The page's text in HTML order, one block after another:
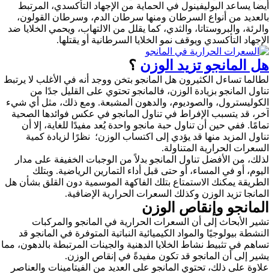
أيضا يساعد البوليفينول في الحماية من الإجهاد التأكسدي، المرتبط
بالعديد من أنواع السرطان ومنها سرطان الدم، وسرطان القولون،
والرئة، والبروستاتا، والثدي، كما يقلل من الالتهاب، ويحمي الخلايا ضد
الإجهاد التأكسدي ويوقف نمو الخلايا السرطانية أو يقتلها.
هل المانجو تزيد الوزن ؟
لطالما تساءل الكثيرون هل المانجو بتخن ووجد أنه في الأغلب لا يرتبط
تناول المانجو بزيادة الوزن، فالمانجو تحتوي على القليل جدًا من
الكوليسترول، والصوديوم، والدهون المشبعة. ومع ذلك، مثل أي شيء
آخر، قد يتسبب الإفراط في تناول المانجو في عكس فوائدها الصحية
تمامًا. ففي حين أن تناول حبة مانجو واحدة يُعد مفيدًا للغاية، إلا أن
تناول المزيد منها قد يؤدي إلى اكتساب الوزن؛ نظرًا لزيادة كمية
السعرات الحرارية المتناولة.
لذلك، من الأفضل تناول المانجو بدلاً من الوجبات الخفيفة على مدار
اليوم، أو في المساء، أو حتى قبل أداء التمارين الرياضية. وبتلك
الطريقة يمكنك الاستمتاع بتلك الفاكهة الموسمية دون القلق بشأن هل
المانجا تزيد الوزن وكذلك السعرات الحرارية الإضافية.
المانجو وإنقاص الوزن
تشير الأبحاث إلى أن السعرات الحرارية في المانجو والمركبات
النشطة بيولوجيًا والمواد الكيميائية النباتية المتوفرة في المانجو قد
تساهم في تثبيط نشاط الخلايا الدهنية والجينات المرتبطة بالدهون، مما
يشير إلى أن المانجو قد تكون مفيدةً في إنقاص الوزن.
علاوة على ذلك، تحتوي المانجو على العديد من الفيتامينات والعناصر